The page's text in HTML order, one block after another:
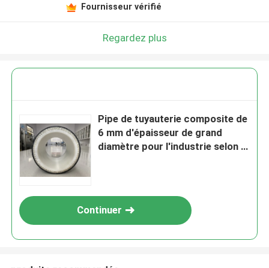
Fournisseur vérifié
Regardez plus
Pipe de tuyauterie composite de
6 mm d'épaisseur de grand
diamètre pour l'industrie selon la
Continuer